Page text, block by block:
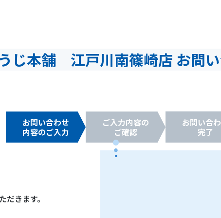
じ本舗 江戸川南篠崎店 お問
お問い合わせ
内容のご入力
ご入力内容の
ご確認
お問い合
完了
きます。